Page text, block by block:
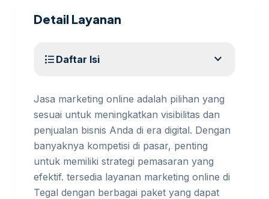
Detail Layanan
format_list_bulleted Daftar Isi expand_more
Jasa marketing online adalah pilihan yang
sesuai untuk meningkatkan visibilitas dan
penjualan bisnis Anda di era digital. Dengan
banyaknya kompetisi di pasar, penting
untuk memiliki strategi pemasaran yang
efektif. tersedia layanan marketing online di
Tegal dengan berbagai paket yang dapat